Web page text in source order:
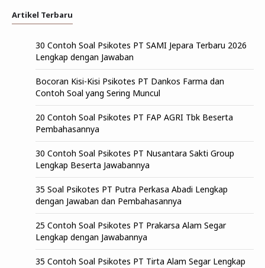
Artikel Terbaru
30 Contoh Soal Psikotes PT SAMI Jepara Terbaru 2026
Lengkap dengan Jawaban
Bocoran Kisi-Kisi Psikotes PT Dankos Farma dan
Contoh Soal yang Sering Muncul
20 Contoh Soal Psikotes PT FAP AGRI Tbk Beserta
Pembahasannya
30 Contoh Soal Psikotes PT Nusantara Sakti Group
Lengkap Beserta Jawabannya
35 Soal Psikotes PT Putra Perkasa Abadi Lengkap
dengan Jawaban dan Pembahasannya
25 Contoh Soal Psikotes PT Prakarsa Alam Segar
Lengkap dengan Jawabannya
35 Contoh Soal Psikotes PT Tirta Alam Segar Lengkap